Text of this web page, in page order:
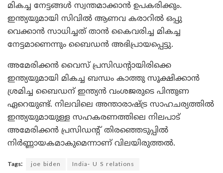
മികച്ച നേട്ടങ്ങൾ സ്വന്തമാക്കാൻ ഉപകരിക്കും.
ഇന്ത്യയുമായി സിവിൽ ആണവ കരാറിൽ ഒപ്പു
വെക്കാൻ സാധിച്ചത് താൻ കൈവരിച്ച മികച്ച
നേട്ടമാണെന്നും ബൈഡൻ അഭിപ്രായപ്പെട്ടു.
അമേരിക്കൻ വൈസ് പ്രസിഡന്റായിരിക്കെ
ഇന്ത്യയുമായി മികച്ച ബന്ധം കാത്തു സൂക്ഷിക്കാൻ
ശ്രമിച്ച ബൈഡന് ഇന്ത്യൻ വംശജരുടെ പിന്തുണ
ഏറെയുണ്ട്. നിലവിലെ അന്താരാഷ്ട്ര സാഹചര്യത്തിൽ
ഇന്ത്യയുമായുള്ള സഹകരണത്തിലെ നിലപാട്
അമേരിക്കൻ പ്രസിഡന്റ് തിരഞ്ഞെടുപ്പിൽ
നിർണ്ണായകമാകുമെന്നാണ് വിലയിരുത്തൽ.
Tags: joe biden India- U S relations